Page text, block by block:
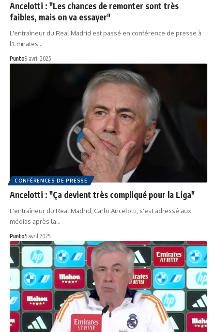
Ancelotti : "Les chances de remonter sont très
faibles, mais on va essayer"
L'entraîneur du Real Madrid est passé en conférence de presse à
l'Emirates…
Punto9 avril 2025
CONFÉRENCES DE PRESSE
Ancelotti : "Ça devient très compliqué pour la Liga"
L'entraîneur du Real Madrid, Carlo Ancelotti, s'est adressé aux
médias après la…
Punto5 avril 2025